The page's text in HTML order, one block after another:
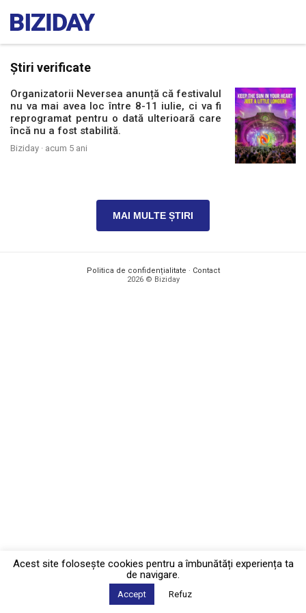
Știri verificate
Organizatorii Neversea anunță că festivalul
nu va mai avea loc între 8-11 iulie, ci va fi
reprogramat pentru o dată ulterioară care
încă nu a fost stabilită.
Biziday · acum 5 ani
MAI MULTE ȘTIRI
Politica de confidențialitate · Contact
2026 © Biziday
Acest site foloseşte cookies pentru a îmbunătăți experiența ta
de navigare.
Accept Refuz